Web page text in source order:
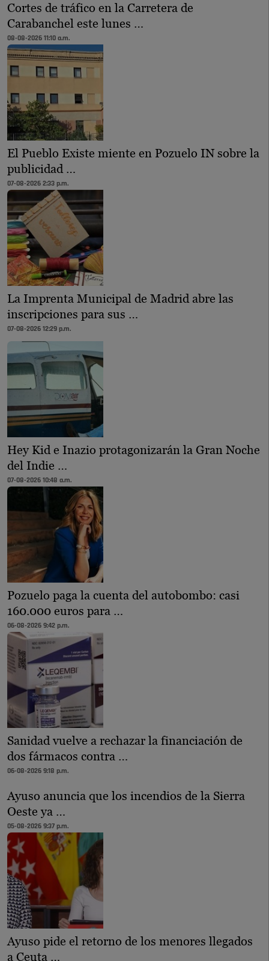
Cortes de tráfico en la Carretera de
Carabanchel este lunes …
08-08-2026 11:10 a.m.
El Pueblo Existe miente en Pozuelo IN sobre la
publicidad …
07-08-2026 2:33 p.m.
La Imprenta Municipal de Madrid abre las
inscripciones para sus …
07-08-2026 12:29 p.m.
Hey Kid e Inazio protagonizarán la Gran Noche
del Indie …
07-08-2026 10:48 a.m.
Pozuelo paga la cuenta del autobombo: casi
160.000 euros para …
06-08-2026 9:42 p.m.
Sanidad vuelve a rechazar la financiación de
dos fármacos contra …
06-08-2026 9:18 p.m.
Ayuso anuncia que los incendios de la Sierra
Oeste ya …
05-08-2026 9:37 p.m.
Ayuso pide el retorno de los menores llegados
a Ceuta …